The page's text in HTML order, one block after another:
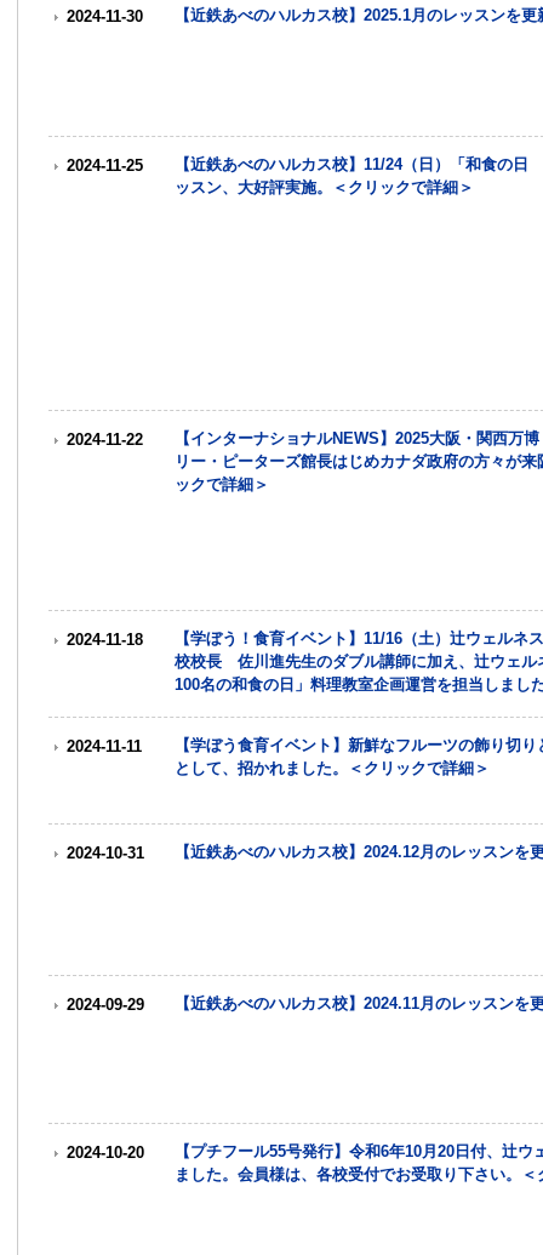
2024-11-30 【近鉄あべのハルカス校】2025.1月のレッスンを
2024-11-25
【近鉄あべのハルカス校】11/24（日）「和食の
ッスン、大好評実施。＜クリックで詳細＞
2024-11-22
【インターナショナルNEWS】2025大阪・関西
リー・ピーターズ館長はじめカナダ政府の方々が
ックで詳細＞
2024-11-18
【学ぼう！食育イベント】11/16（土）辻ウェル
校校長 佐川進先生のダブル講師に加え、辻ウェル
100名の和食の日」料理教室企画運営を担当しまし
2024-11-11
【学ぼう食育イベント】新鮮なフルーツの飾り切
として、招かれました。＜クリックで詳細＞
2024-10-31 【近鉄あべのハルカス校】2024.12月のレッスンを
2024-09-29 【近鉄あべのハルカス校】2024.11月のレッスンを
2024-10-20
【プチフール55号発行】令和6年10月20日付、辻
ました。会員様は、各校受付でお受取り下さい。